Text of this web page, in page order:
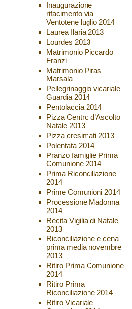
Inaugurazione
rifacimento via
Ventotene luglio 2014
Laurea Ilaria 2013
Lourdes 2013
Matrimonio Piccardo
Franzi
Matrimonio Piras
Marsala
Pellegrinaggio vicariale
Guardia 2014
Pentolaccia 2014
Pizza Centro d’Ascolto
Natale 2013
Pizza cresimati 2013
Polentata 2014
Pranzo famiglie Prima
Comunione 2014
Prima Riconciliazione
2014
Prime Comunioni 2014
Processione Madonna
2014
Recita Vigilia di Natale
2013
Riconciliazione e cena
prima media novembre
2013
Ritiro Prima Comunione
2014
Ritiro Prima
Riconciliazione 2014
Ritiro Vicariale